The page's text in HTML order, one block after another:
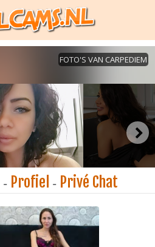
- Profiel - Privé Chat